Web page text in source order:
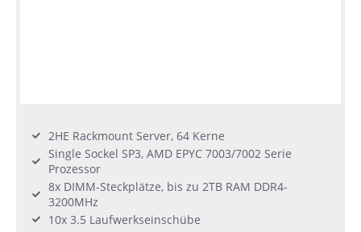
2HE Rackmount Server, 64 Kerne
Single Sockel SP3, AMD EPYC 7003/7002 Serie
Prozessor
8x DIMM-Steckplätze, bis zu 2TB RAM DDR4-
3200MHz
10x 3.5 Laufwerkseinschübe